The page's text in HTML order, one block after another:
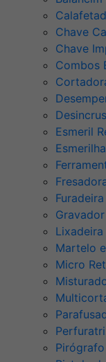
Chave
Chave
Combos
Esmeril
Gravador
Lixadeira
Martelo
Micro
Pirógrafo